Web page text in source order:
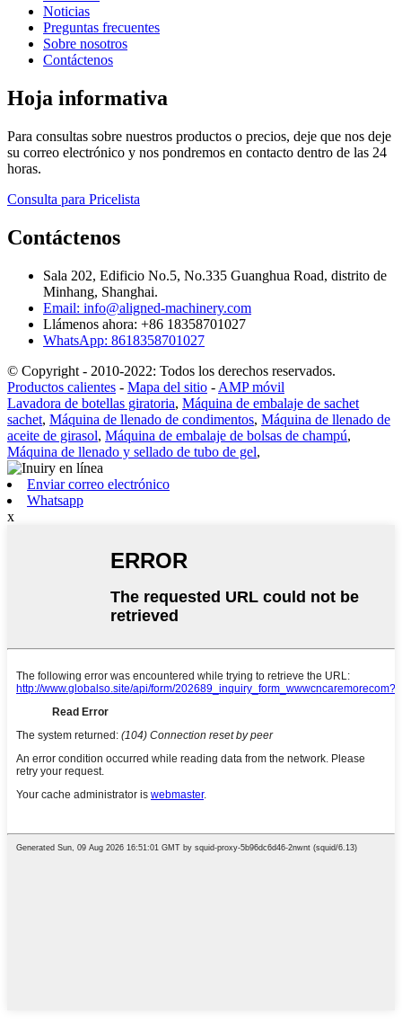
Noticias
Preguntas frecuentes
Sobre nosotros
Contáctenos
Hoja informativa
Para consultas sobre nuestros productos o precios, deje que nos deje
su correo electrónico y nos pondremos en contacto dentro de las 24
horas.
Consulta para Pricelista
Contáctenos
Sala 202, Edificio No.5, No.335 Guanghua Road, distrito de
Minhang, Shanghai.
Email: info@aligned-machinery.com
Llámenos ahora: +86 18358701027
WhatsApp: 8618358701027
© Copyright - 2010-2022: Todos los derechos reservados.
Productos calientes - Mapa del sitio - AMP móvil
Lavadora de botellas giratoria, Máquina de embalaje de sachet
sachet, Máquina de llenado de condimentos, Máquina de llenado de
aceite de girasol, Máquina de embalaje de bolsas de champú,
Máquina de llenado y sellado de tubo de gel,
Enviar correo electrónico
Whatsapp
x